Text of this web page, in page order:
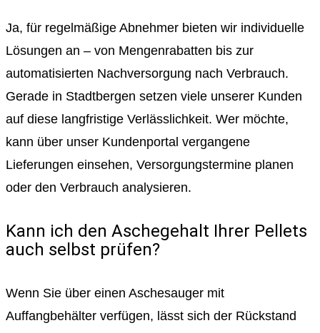
Ja, für regelmäßige Abnehmer bieten wir individuelle
Lösungen an – von Mengenrabatten bis zur
automatisierten Nachversorgung nach Verbrauch.
Gerade in Stadtbergen setzen viele unserer Kunden
auf diese langfristige Verlässlichkeit. Wer möchte,
kann über unser Kundenportal vergangene
Lieferungen einsehen, Versorgungstermine planen
oder den Verbrauch analysieren.
Kann ich den Aschegehalt Ihrer Pellets
auch selbst prüfen?
Wenn Sie über einen Aschesauger mit
Auffangbehälter verfügen, lässt sich der Rückstand